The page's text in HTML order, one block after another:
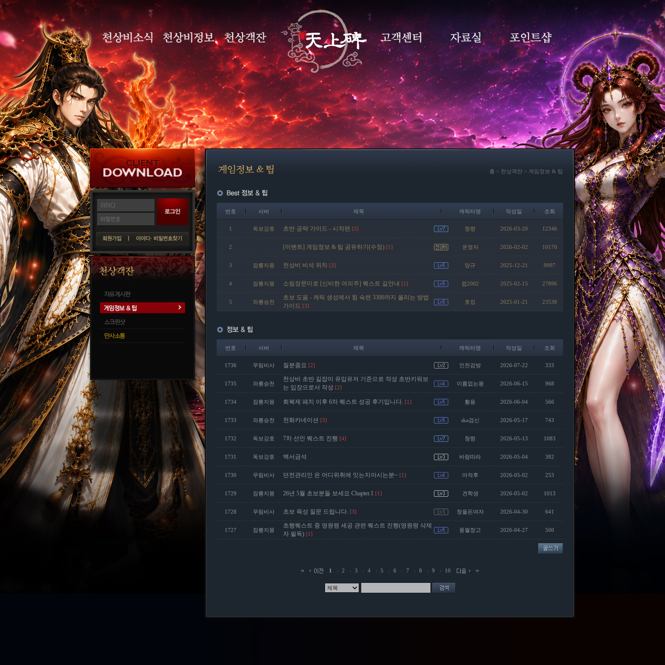
홈 > 천상객잔 > 게임정보 & 팁
번호 서버 제목 캐릭터명 작성일 조회
1 독보강호 초반 공략 가이드 - 시작편 [5] 청령 2026-03-20 12346
2 [이벤트] 게임정보 & 팁 공유하기(수정) [1] 운영자 2026-02-02 10170
3 잠룡지몽 천상비 비석 위치 [3] 양규 2025-12-21 9997
4 잠룡지몽 소림장문미로 [신비한 여의주] 퀘스트 길안내 [1] 럽2002 2025-02-15 27896
5 와룡승천
초보 도움 - 캐릭 생성에서 힘 숙련 3300까지 올리는 방법
가이드 [3]
호킹 2025-01-21 23538
번호 서버 제목 캐릭터명 작성일 조회
1736 무림비사 질분좀요 [2] 인천검방 2026-07-22 333
1735 와룡승천
천상비 초반 길잡이 유입유저 기준으로 작성 초반키워보
는 입장으로서 작성 [2]
이름없는왕 2026-06-15 968
1734 잠룡지몽 회복제 패치 이후 6차 퀘스트 성공 후기입니다. [1] 황용 2026-06-04 566
1733 와룡승천 천화카네이션 [3] ska검신 2026-05-17 743
1732 독보강호 7차 선인 퀘스트 진행 [4] 청령 2026-05-13 1083
1731 독보강호 백서금석 바람따라 2026-05-04 382
1730 무림비사 던전관리인 은 어디위취에 잇는지아시는분~ [1] 마적후 2026-05-02 253
1729 잠룡지몽 26년 5월 초보분들 보세요 Chapter.1 [1] 견학생 2026-05-02 1013
1728 무림비사 초보 육성 질문 드립니다. [3] 창을든여자 2026-04-30 641
1727 잠룡지몽
초행퀘스트 중 영원령 세공 관련 퀘스트 진행(영원령 삭제
자 필독) [1]
풍월창고 2026-04-27 500
1 2 3 4 5 6 7 8 9 10